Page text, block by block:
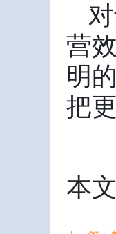
营
明
把
本